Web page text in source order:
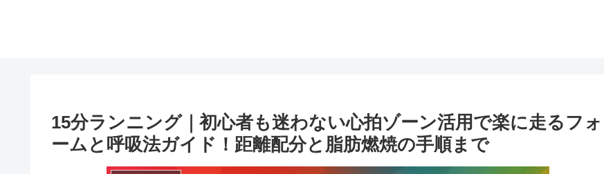
15分ランニング｜初心者も迷わない心拍ゾーン活用で楽に走るフォ
ームと呼吸法ガイド！距離配分と脂肪燃焼の手順まで